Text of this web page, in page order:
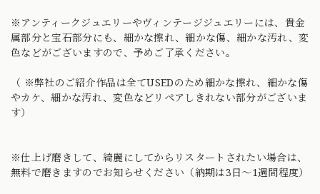
※アンティークジュエリーやヴィンテージジュエリーには、貴金
属部分と宝石部分にも、細かな擦れ、細かな傷、細かな汚れ、変
色などがございますので、予めご了承ください。
（ ※弊社のご紹介作品は全てUSEDのため細かな擦れ、細かな傷
やカケ、細かな汚れ、変色などリペアしきれない部分がございま
す）
※仕上げ磨きして、綺麗にしてからリスタートされたい場合は、
無料で磨きますのでお知らせください（納期は3日〜1週間程度）